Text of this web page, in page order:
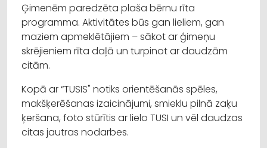
Ģimenēm paredzēta plaša bērnu rīta
programma. Aktivitātes būs gan lieliem, gan
maziem apmeklētājiem – sākot ar ģimeņu
skrējieniem rīta daļā un turpinot ar daudzām
citām.
Kopā ar “TUSIS" notiks orientēšanās spēles,
makšķerēšanas izaicinājumi, smieklu pilnā zaķu
ķeršana, foto stūrītis ar lielo TUSI un vēl daudzas
citas jautras nodarbes.